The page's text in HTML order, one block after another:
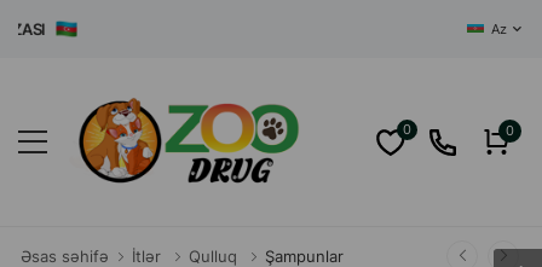
Az
0 0
Əsas səhifə İtlər Qulluq Şampunlar